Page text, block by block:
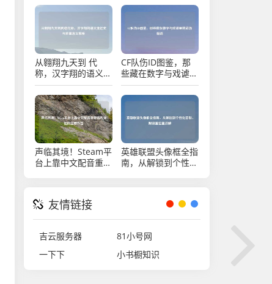
文件修改技巧，稳攥
响
从翱翔九天到 代
称，汉字翔的语义变
迁史与多重含义解析
CF队伤ID图鉴，那
些藏在数字与戏谑里
的战场暗语
声临其境！Steam平
台上靠中文配音重塑
英雄联盟头像框全指
南，从解锁到个性化
友情链接
吉云服务器
81小号网
一下下
小书橱知识